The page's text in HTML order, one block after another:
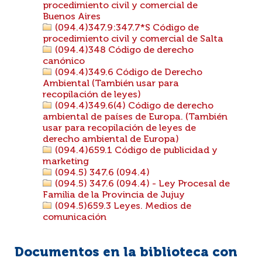
procedimiento civil y comercial de
Buenos Aires
(094.4)347.9:347.7*S Código de
procedimiento civil y comercial de Salta
(094.4)348 Código de derecho
canónico
(094.4)349.6 Código de Derecho
Ambiental (También usar para
recopilación de leyes)
(094.4)349.6(4) Código de derecho
ambiental de países de Europa. (También
usar para recopilación de leyes de
derecho ambiental de Europa)
(094.4)659.1 Código de publicidad y
marketing
(094.5) 347.6 (094.4)
(094.5) 347.6 (094.4) - Ley Procesal de
Familia de la Provincia de Jujuy
(094.5)659.3 Leyes. Medios de
comunicación
Documentos en la biblioteca con